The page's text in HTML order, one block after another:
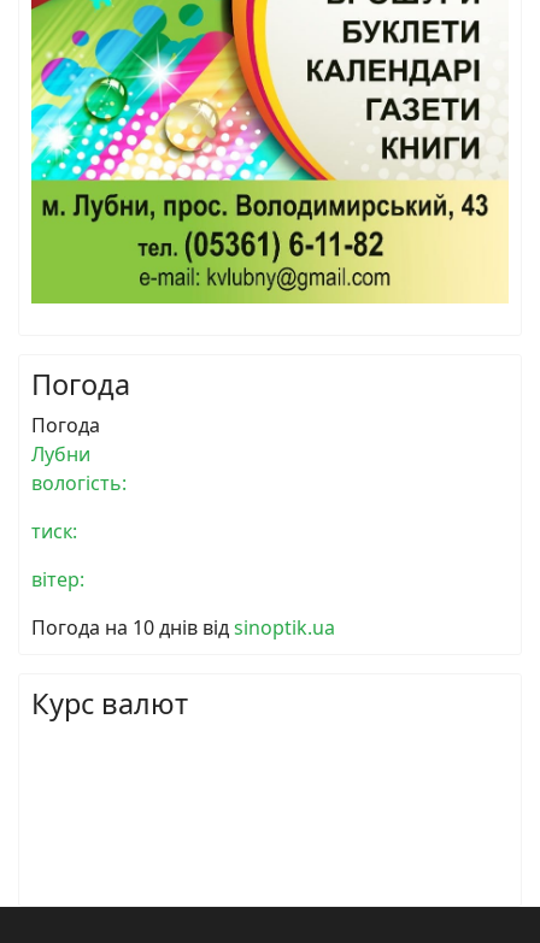
Погода
Погода
Лубни
вологість:
тиск:
вітер:
Погода на 10 днів відsinoptik.ua
Курс валют